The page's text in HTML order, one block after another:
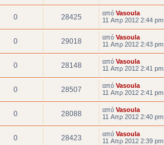
0 28425 από Vasoula
11 Απρ 2012 2:44 pm
0 29018 από Vasoula
11 Απρ 2012 2:43 pm
0 28148 από Vasoula
11 Απρ 2012 2:41 pm
0 28507 από Vasoula
11 Απρ 2012 2:41 pm
0 28088 από Vasoula
11 Απρ 2012 2:40 pm
0 28423 από Vasoula
11 Απρ 2012 2:39 pm